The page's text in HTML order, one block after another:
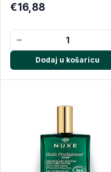
€16,88
−
Dodaj u košaricu